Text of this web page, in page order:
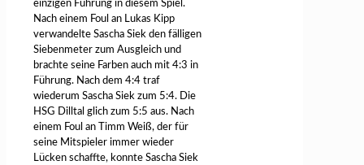
einzigen Führung in diesem Spiel.
Nach einem Foul an Lukas Kipp
verwandelte Sascha Siek den fälligen
Siebenmeter zum Ausgleich und
brachte seine Farben auch mit 4:3 in
Führung. Nach dem 4:4 traf
wiederum Sascha Siek zum 5:4. Die
HSG Dilltal glich zum 5:5 aus. Nach
einem Foul an Timm Weiß, der für
seine Mitspieler immer wieder
Lücken schaffte, konnte Sascha Siek